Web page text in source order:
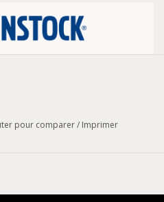
boucle élégante qui crée un
pour comparer/ Imprimer